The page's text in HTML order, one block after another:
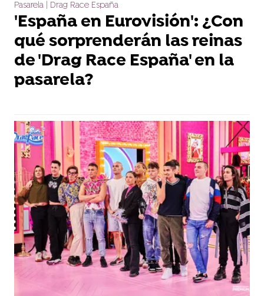
Pasarela | Drag Race España
'España en Eurovisión': ¿Con
qué sorprenderán las reinas
de 'Drag Race España' en la
pasarela?